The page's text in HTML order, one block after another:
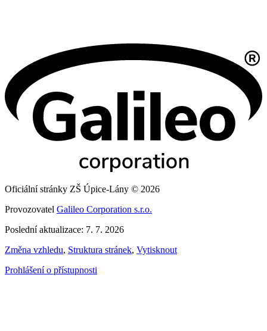
Oficiální stránky ZŠ Úpice-Lány © 2026
Provozovatel Galileo Corporation s.r.o.
Poslední aktualizace: 7. 7. 2026
Změna vzhledu, Struktura stránek, Vytisknout
Prohlášení o přístupnosti